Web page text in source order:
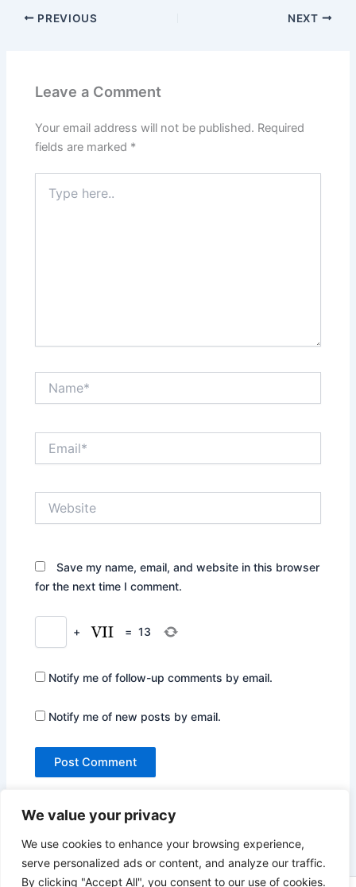
We value your privacy
We use cookies to enhance your browsing experience,
serve personalized ads or content, and analyze our traffic.
By clicking "Accept All", you consent to our use of cookies.
PREVIOUS NEXT
Leave a Comment
Your email address will not be published. Required
fields are marked *
here..
Save my name, email, and website in this browser
for the next time I comment.
+ = 13
Notify me of follow-up comments by email.
Notify me of new posts by email.